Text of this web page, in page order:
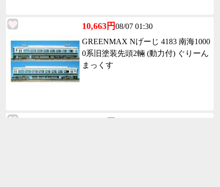
10,663円08/07 01:30
GREENMAX Nげーじ 4183 南海1000
0系旧塗装先頭2輛 (動力付) ぐりーん
まっくす